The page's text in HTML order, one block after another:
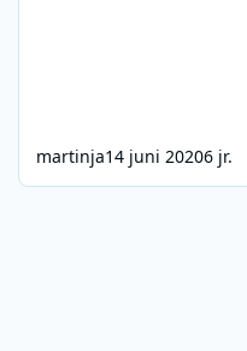
martinja14 juni 20206 jr.